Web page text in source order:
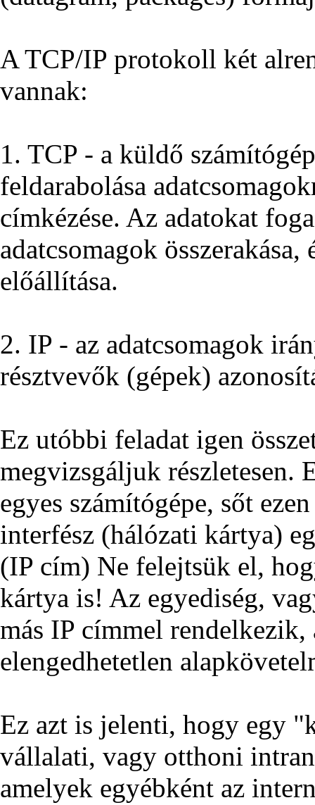
A TCP/IP protokoll két
vannak:
1. TCP - a küldő
feldarabolása
címkézése. Az adatokat
adatcsomagok
előállítása.
2. IP - az adatcsomagok
résztvevők (gépek)
Ez utóbbi feladat igen
megvizsgáljuk részletesen.
egyes számítógépe, sőt
interfész (hálózati kártya)
(IP cím) Ne felejtsük el,
kártya is! Az egyediség,
más IP címmel rendelkezik,
elengedhetetlen
Ez azt is jelenti, hogy egy
vállalati, vagy otthoni
amelyek egyébként az